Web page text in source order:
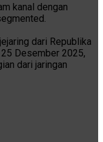
kanal dengan
dari Republika
Desember 2025,
dari jaringan